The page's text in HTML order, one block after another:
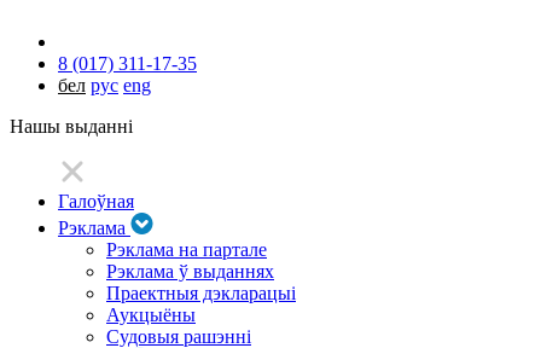
8 (017) 311-17-35
бел рус eng
Нашы выданні
Галоўная
Рэклама
Рэклама на партале
Рэклама ў выданнях
Праектныя дэкларацыі
Аукцыёны
Судовыя рашэнні